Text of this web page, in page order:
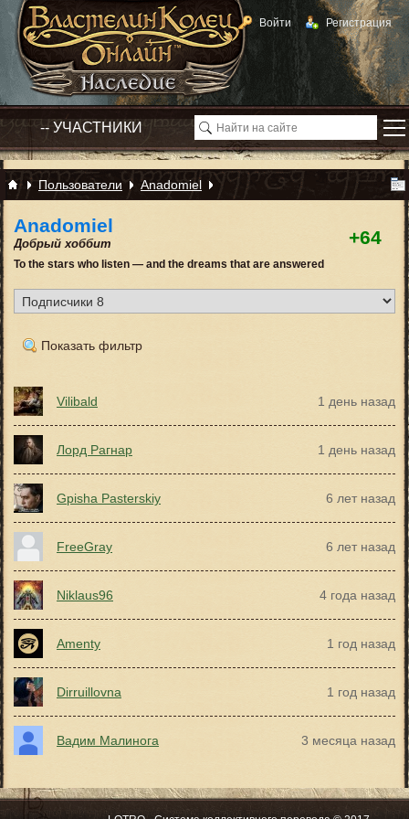
Войти Регистрация
Пользователи Anadomiel
+64
Anadomiel
Добрый хоббит
To the stars who listen — and the dreams that are answered
Показать фильтр
Vilibald 1 день назад
Лорд Рагнар 1 день назад
Gpisha Pasterskiy 6 лет назад
FreeGray 6 лет назад
Niklaus96 4 года назад
Amenty 1 год назад
Dirruillovna 1 год назад
Вадим Малинога 3 месяца назад